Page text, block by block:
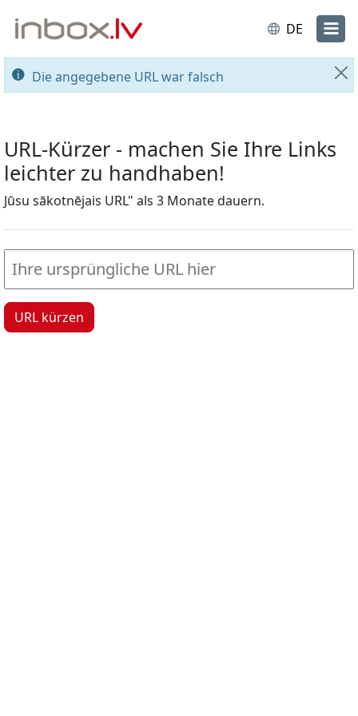
DE
Die angegebene URL war falsch
URL-Kürzer - machen Sie Ihre Links
leichter zu handhaben!
Jūsu sākotnējais URL" als 3 Monate dauern.
URL kürzen